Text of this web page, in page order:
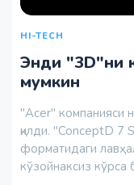
HI-TECH
Энди "3D"ни
мумкин
"Acer" компанияси
қилди. "ConceptD
форматидаги
кўзойнаксиз